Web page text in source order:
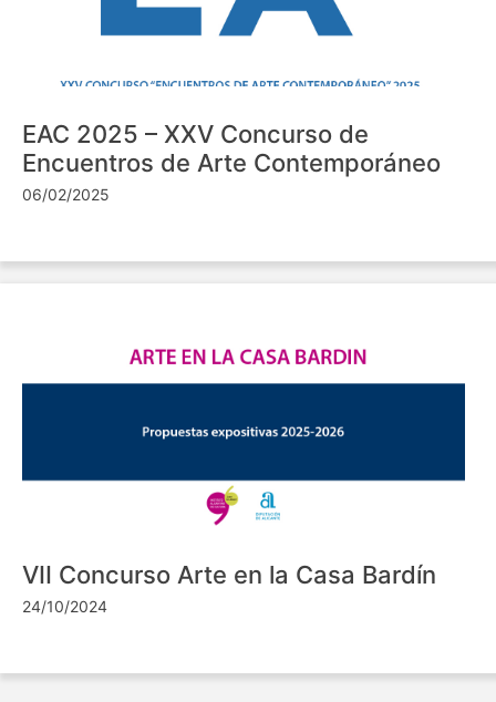
EAC 2025 – XXV Concurso de
Encuentros de Arte Contemporáneo
06/02/2025
VII Concurso Arte en la Casa Bardín
24/10/2024